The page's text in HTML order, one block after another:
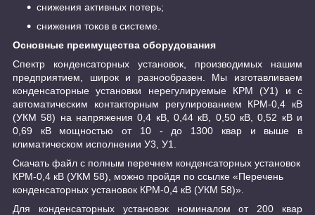
снижения активных потерь;
снижения токов в системе.
Основные преимущества оборудования
Спектр конденсаторных установок, производимых нашим
предприятием, широк и разнообразен. Мы изготавливаем
конденсаторные установки нерегулируемые КРМ (У1) и с
автоматическим контакторным регулированием КРМ-0,4 кВ
(УКМ 58) на напряжения 0,4 кВ, 0,44 кВ, 0,50 кВ, 0,52 кВ и
0,69 кВ мощностью от 10 - до 1300 квар и выше в
климатическом исполнении У3, У1.
Скачать файл с полным перечнем конденсаторных установок
КРМ-0,4 кВ (УКМ 58), можно пройдя по ссылке «Перечень
конденсаторных установок КРМ-0,4 кВ (УКМ 58)».
Для конденсаторных установок номиналом от 200 квар